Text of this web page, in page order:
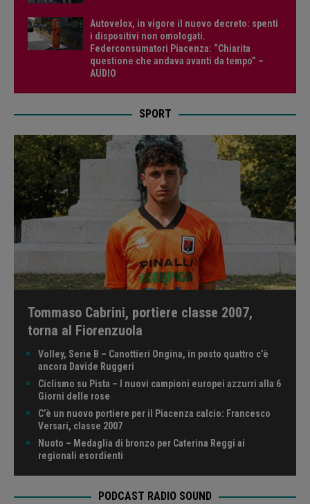
Autovelox, in vigore il nuovo decreto: spenti
i dispositivi non omologati.
Federconsumatori Piacenza: “Chiarita
questione che andava avanti da tempo” –
AUDIO
SPORT
Tommaso Cabrini, portiere classe 2007,
torna al Fiorenzuola
Volley, Serie B – Canottieri Ongina, in posto quattro c’è
ancora Davide Ruggeri
Ciclismo su Pista – I nuovi campioni europei azzurri alla 6
Giorni delle rose
C’è un nuovo portiere per il Piacenza calcio: Francesco
Versari, classe 2007
Nuoto – Medaglia di bronzo per Caterina Reggi ai
regionali esordienti
PODCAST RADIO SOUND